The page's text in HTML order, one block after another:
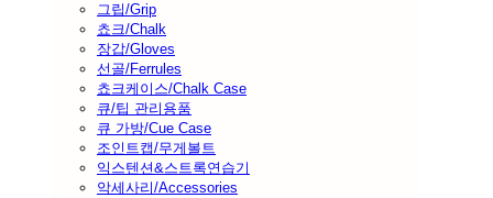
그립/Grip
쵸크/Chalk
장갑/Gloves
선골/Ferrules
쵸크케이스/Chalk Case
큐/팁 관리용품
큐 가방/Cue Case
조인트캡/무게볼트
익스텐션&스트록연습기
악세사리/Accessories